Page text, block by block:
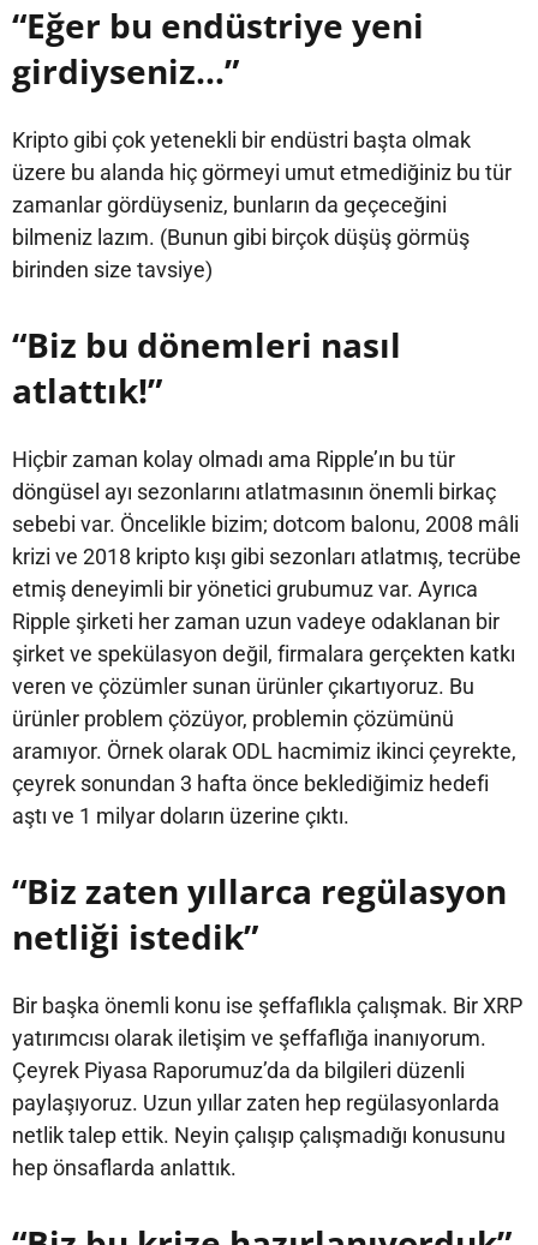
“Eğer bu endüstriye yeni
girdiyseniz…”
Kripto gibi çok yetenekli bir endüstri başta olmak
üzere bu alanda hiç görmeyi umut etmediğiniz bu tür
zamanlar gördüyseniz, bunların da geçeceğini
bilmeniz lazım. (Bunun gibi birçok düşüş görmüş
birinden size tavsiye)
“Biz bu dönemleri nasıl
atlattık!”
Hiçbir zaman kolay olmadı ama Ripple’ın bu tür
döngüsel ayı sezonlarını atlatmasının önemli birkaç
sebebi var. Öncelikle bizim; dotcom balonu, 2008 mâli
krizi ve 2018 kripto kışı gibi sezonları atlatmış, tecrübe
etmiş deneyimli bir yönetici grubumuz var. Ayrıca
Ripple şirketi her zaman uzun vadeye odaklanan bir
şirket ve spekülasyon değil, firmalara gerçekten katkı
veren ve çözümler sunan ürünler çıkartıyoruz. Bu
ürünler problem çözüyor, problemin çözümünü
aramıyor. Örnek olarak ODL hacmimiz ikinci çeyrekte,
çeyrek sonundan 3 hafta önce beklediğimiz hedefi
aştı ve 1 milyar doların üzerine çıktı.
“Biz zaten yıllarca regülasyon
netliği istedik”
Bir başka önemli konu ise şeffaflıkla çalışmak. Bir XRP
yatırımcısı olarak iletişim ve şeffaflığa inanıyorum.
Çeyrek Piyasa Raporumuz’da da bilgileri düzenli
paylaşıyoruz. Uzun yıllar zaten hep regülasyonlarda
netlik talep ettik. Neyin çalışıp çalışmadığı konusunu
hep önsaflarda anlattık.